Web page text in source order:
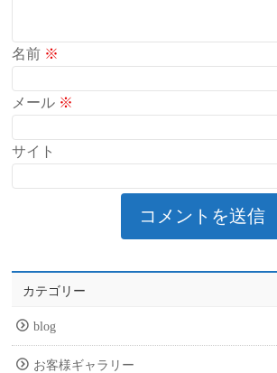
名前 ※
メール ※
サイト
カテゴリー
blog
お客様ギャラリー